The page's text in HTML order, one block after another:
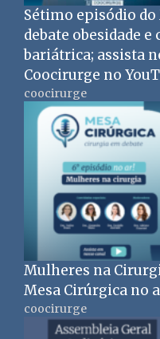
Sétimo episódio
debate obesidade
bariátrica; assista
Coocirurge no
coocirurge
Mulheres na
Mesa Cirúrgica no
coocirurge